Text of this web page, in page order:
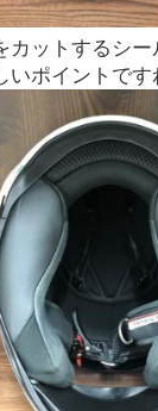
カットするシ
いポイントです